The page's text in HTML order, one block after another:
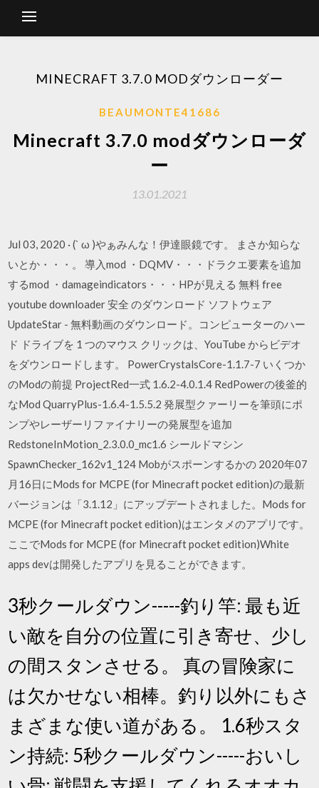
MINECRAFT 3.7.0 MODダウンローダー
BEAUMONTE41686
Minecraft 3.7.0 modダウンローダ
ー
13.01.2021
Jul 03, 2020 · (` ω )やぁみんな！伊達眼鏡です。 まさか知らな
いとか・・・。 導入mod ・DQMV・・・ドラクエ要素を追加
するmod ・damageindicators・・・HPが見える 無料 free
youtube downloader 安全 のダウンロード ソフトウェア
UpdateStar - 無料動画のダウンロード。コンピューターのハー
ド ドライブを 1 つのマウス クリックは、YouTube からビデオ
をダウンロードします。 PowerCrystalsCore-1.1.7-7 いくつか
のModの前提 ProjectRed一式 1.6.2-4.0.1.4 RedPowerの後釜的
なMod QuarryPlus-1.6.4-1.5.5.2 発展型クァーリーを筆頭にポ
ンプやレーザーリファイナリーの発展型を追加
RedstoneInMotion_2.3.0.0_mc1.6 シールドマシン
SpawnChecker_162v1_124 Mobがスポーンするかの 2020年07
月16日にMods for MCPE (for Minecraft pocket edition)の最新
バージョンは「3.1.12」にアップデートされました。Mods for
MCPE (for Minecraft pocket edition)はエンタメのアプリです。
ここでMods for MCPE (for Minecraft pocket edition)White
apps devは開発したアプリを見ることができます。
3秒クールダウン-----釣り竿: 最も近
い敵を自分の位置に引き寄せ、少し
の間スタンさせる。 真の冒険家に
は欠かせない相棒。釣り以外にもさ
まざまな使い道がある。 1.6秒スタ
ン持続: 5秒クールダウン-----おいし